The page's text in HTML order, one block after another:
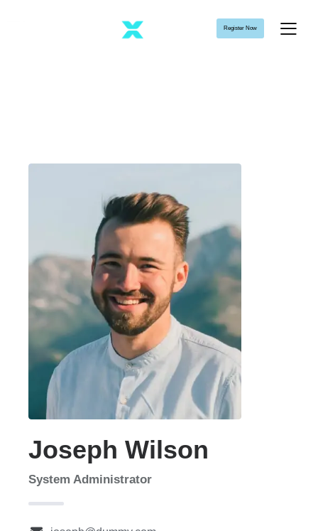
Register Now
Joseph Wilson
System Administrator